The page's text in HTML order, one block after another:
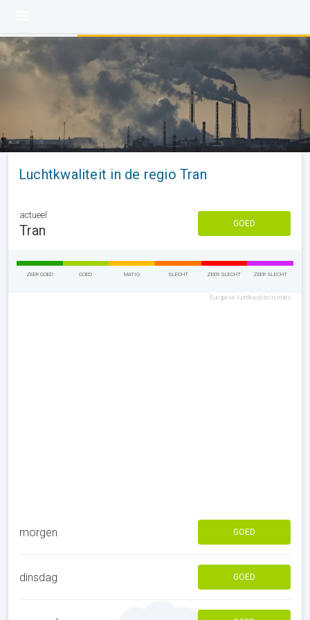
Luchtkwaliteit in de regio Tran
actueel
Tran GOED
ZEER GOED GOED MATIG SLECHT ZEER SLECHT ZEER SLECHT
Europese luchtkwaliteitsindex
morgen GOED
dinsdag GOED